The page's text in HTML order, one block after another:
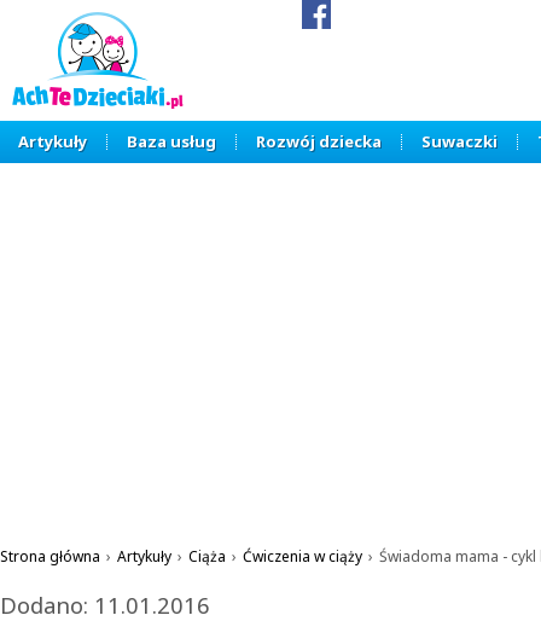
Artykuły Baza usług Rozwój dziecka Suwaczki
Strona główna › Artykuły › Ciąża › Ćwiczenia w ciąży › Świadoma mama -
Dodano: 11.01.2016